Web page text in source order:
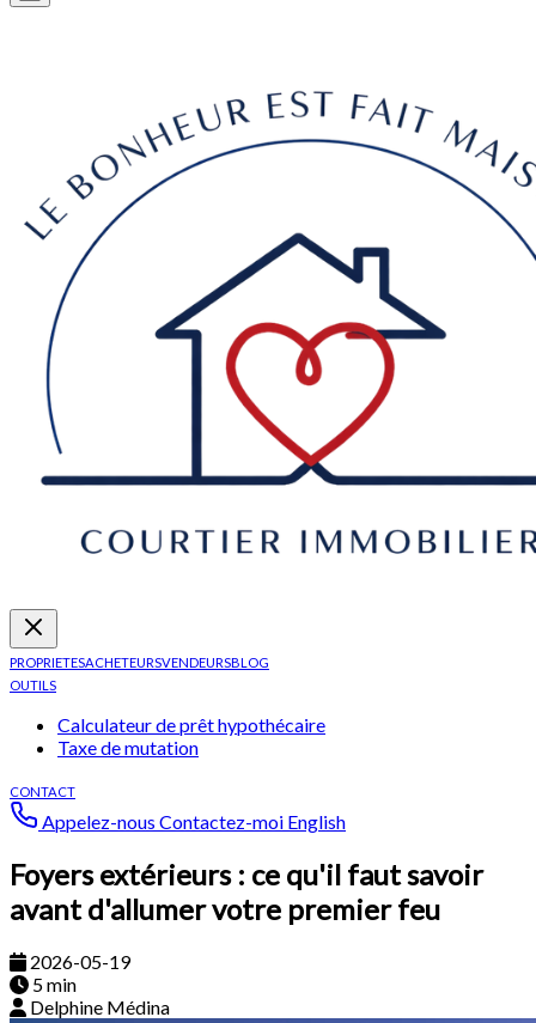
PROPRIETESACHETEURSVENDEURSBLOG
OUTILS
Calculateur de prêt hypothécaire
Taxe de mutation
CONTACT
Appelez-nous Contactez-moi English
Foyers extérieurs : ce qu'il faut savoir
avant d'allumer votre premier feu
2026-05-19
5 min
Delphine Médina